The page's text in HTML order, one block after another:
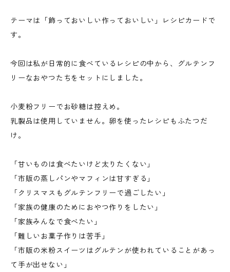
テーマは「飾っておいしい作っておいしい」レシピカードで
す。
今回は私が日常的に食べているレシピの中から、グルテンフ
リーなおやつたちをセットにしました。
小麦粉フリーでお砂糖は控えめ。
乳製品は使用していません。卵を使ったレシピもふたつだ
け。
「甘いものは食べたいけど太りたくない」
「市販の蒸しパンやマフィンは甘すぎる」
「クリスマスもグルテンフリーで過ごしたい」
「家族の健康のためにおやつ作りをしたい」
「家族みんなで食べたい」
「難しいお菓子作りは苦手」
「市販の米粉スイーツはグルテンが使われていることがあっ
て手が出せない」